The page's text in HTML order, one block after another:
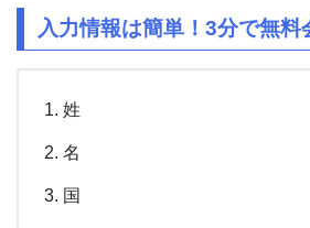
入力情報は簡単！3分で無料
姓
名
国